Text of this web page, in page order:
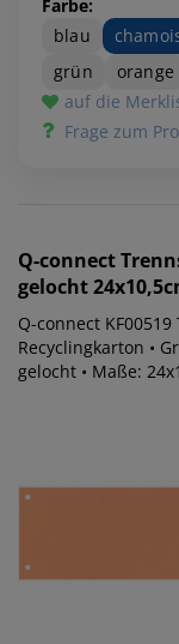
Farbe:
blau
grün
orange
auf die
Frage zum
Q-connect
gelocht
Q-connect
Recyclingkarton •
gelocht • Maße: